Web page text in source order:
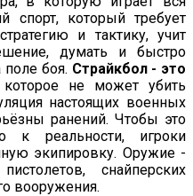
спорт, который требует
и тактику, учит
думать и быстро
поле боя. Страйкбол - это
не может убить
настоящих военных
ранений. Чтобы это
к реальности, игроки
экипировку. Oружие -
снайперских
вооружения.